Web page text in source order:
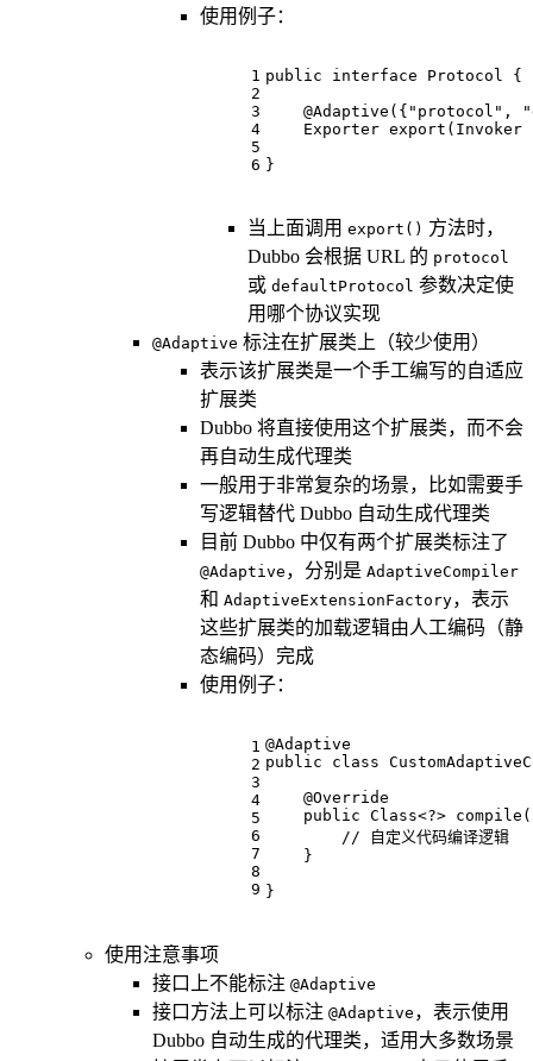
使用例子：
1
2
3
4
5
6
public interface Protocol
{
@Adaptive({"protocol",
Exporter export (Invoker
}
当上面调用 export() 方法时，
Dubbo 会根据 URL 的 protocol
或 defaultProtocol 参数决定使
用哪个协议实现
@Adaptive 标注在扩展类上（较少使用）
表示该扩展类是一个手工编写的自适应
扩展类
Dubbo 将直接使用这个扩展类，而不会
再自动生成代理类
一般用于非常复杂的场景，比如需要手
写逻辑替代 Dubbo 自动生成代理类
目前 Dubbo 中仅有两个扩展类标注了
@Adaptive ，分别是 AdaptiveCompiler
和 AdaptiveExtensionFactory，表示
这些扩展类的加载逻辑由人工编码（静
态编码）完成
使用例子：
1
2
3
4
5
6
7
8
9
@Adaptive
public
class
@Override
public Class<?>
// 自定义代码编译逻辑
    }
}
使用注意事项
接口上不能标注 @Adaptive
接口方法上可以标注 @Adaptive ，表示使用
Dubbo 自动生成的代理类，适用大多数场景